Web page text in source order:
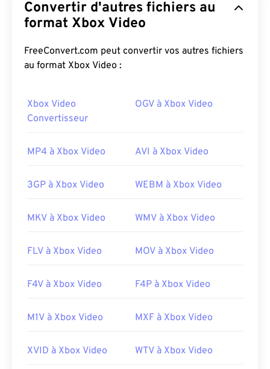
Très similaire à MOV, il s'agit d'un conteneur
pouvant contenir divers types de fichiers
(RV). C'est un format plus ancien, tandis que MOV
est plus récent.
Par défaut, un fichier QT s'ouvre avec
peut s'ouvrir avecWindows Media Player, mais les
QT avec QuickTime, utilisezle lecteur multimédia
plateformes, y compris les appareils mobiles.
nécessaire de consulter les rubriques d'assistance
conseils pourouvrir un fichier QT, ainsi qu'une
Développé par : Apple Inc.
Convertir d'autres fichiers au
format Xbox Video
FreeConvert.com peut convertir vos autres fichiers
au format Xbox Video :
Xbox Video
Convertisseur
OGV à Xbox Video
MP4 à Xbox Video AVI à Xbox Video
3GP à Xbox Video WEBM à Xbox Video
MKV à Xbox Video WMV à Xbox Video
FLV à Xbox Video MOV à Xbox Video
F4V à Xbox Video F4P à Xbox Video
M1V à Xbox Video MXF à Xbox Video
XVID à Xbox Video WTV à Xbox Video